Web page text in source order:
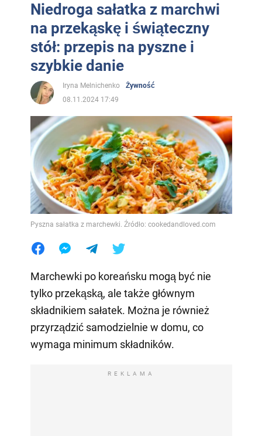
Niedroga sałatka z marchwi
na przekąskę i świąteczny
stół: przepis na pyszne i
szybkie danie
Iryna Melnichenko
Żywność
08.11.2024 17:49
Pyszna sałatka z marchewki. Źródło: cookedandloved.com
Marchewki po koreańsku mogą być nie
tylko przekąską, ale także głównym
składnikiem sałatek. Można je również
przyrządzić samodzielnie w domu, co
wymaga minimum składników.
REKLAMA